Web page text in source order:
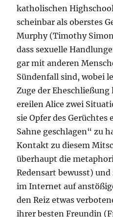
katholischen
scheinbar als oberstes
Murphy (Timothy
dass sexuelle
gar mit anderen
Sündenfall sind, wobei
Zuge der
ereilen Alice zwei
sie Opfer des
Sahne geschlagen“ zu
Kontakt zu diesem
überhaupt die
Redensart bewusst)
im Internet auf
den Reiz etwas
ihrer besten Freundin